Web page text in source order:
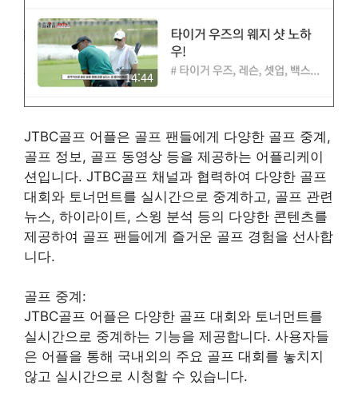
JTBC골프 어플은 골프 팬들에게 다양한 골프 중계,
골프 정보, 골프 동영상 등을 제공하는 어플리케이
션입니다. JTBC골프 채널과 협력하여 다양한 골프
대회와 토너먼트를 실시간으로 중계하고, 골프 관련
뉴스, 하이라이트, 스윙 분석 등의 다양한 콘텐츠를
제공하여 골프 팬들에게 즐거운 골프 경험을 선사합
니다.
골프 중계:
JTBC골프 어플은 다양한 골프 대회와 토너먼트를
실시간으로 중계하는 기능을 제공합니다. 사용자들
은 어플을 통해 국내외의 주요 골프 대회를 놓치지
않고 실시간으로 시청할 수 있습니다.